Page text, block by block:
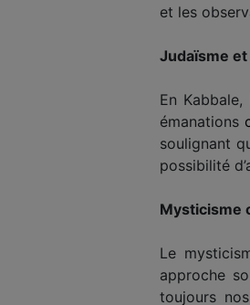
et les
Judaïsme et
En
émanations
soulignant
possibilité
Mysticisme
Le
approche
toujours